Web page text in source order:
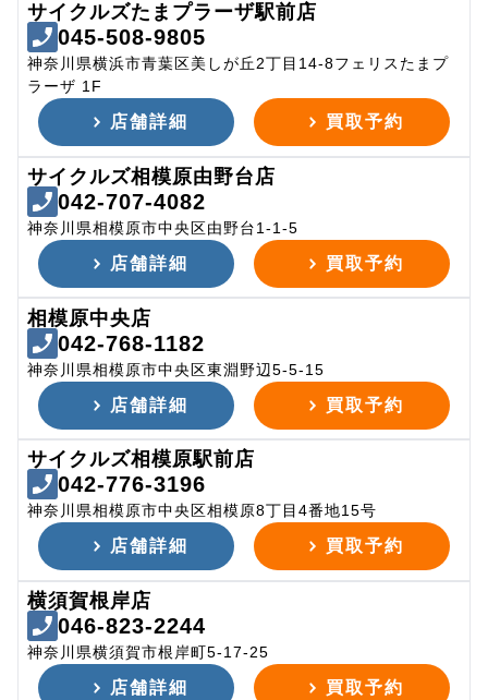
サイクルズたまプラーザ駅前店
045-508-9805
神奈川県横浜市青葉区美しが丘2丁目14-8フェリスたまプ
ラーザ 1F
店舗詳細 買取予約
サイクルズ相模原由野台店
042-707-4082
神奈川県相模原市中央区由野台1-1-5
店舗詳細 買取予約
相模原中央店
042-768-1182
神奈川県相模原市中央区東淵野辺5-5-15
店舗詳細 買取予約
サイクルズ相模原駅前店
042-776-3196
神奈川県相模原市中央区相模原8丁目4番地15号
店舗詳細 買取予約
横須賀根岸店
046-823-2244
神奈川県横須賀市根岸町5-17-25
店舗詳細 買取予約